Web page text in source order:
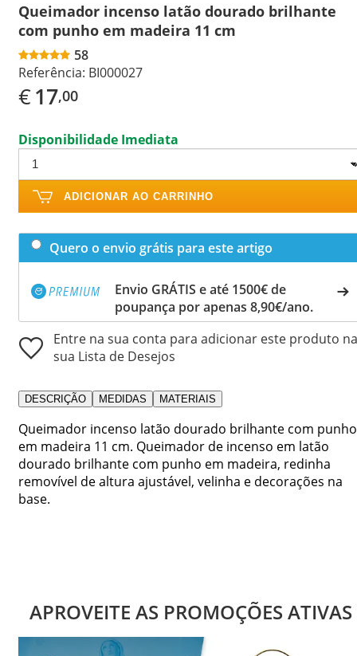
Queimador incenso latão dourado brilhante
com punho em madeira 11 cm
58
Referência: BI000027
€17,00
Disponibilidade Imediata
ADICIONAR AO CARRINHO
Quero o envio grátis para este artigo
Envio GRÁTIS e até 1500€ de
poupança por apenas 8,90€/ano.
Entre na sua conta para adicionar este produto na
sua Lista de Desejos
DESCRIÇÃO MEDIDAS MATERIAIS
Queimador incenso latão dourado brilhante com punho
em madeira 11 cm. Queimador de incenso em latão
dourado brilhante com punho em madeira, redinha
removível de altura ajustável, velinha e decorações na
base.
APROVEITE AS PROMOÇÕES ATIVAS